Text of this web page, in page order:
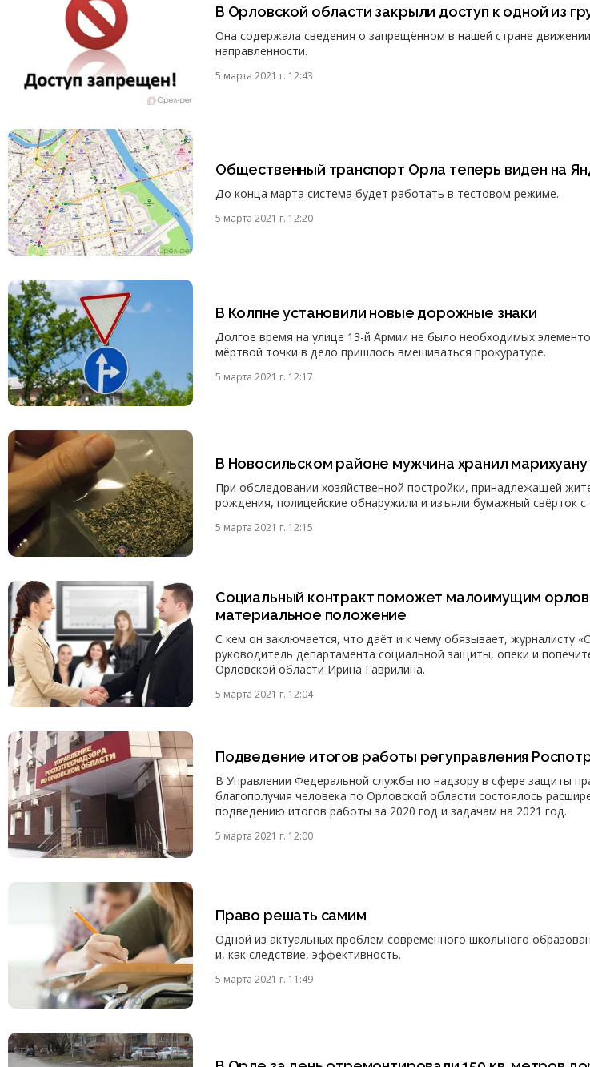
В Орловской области закрыли доступ к одной из
Она содержала сведения о запрещённом в нашей стране движении
направленности.
5 марта 2021 г. 12:43
Общественный транспорт Орла теперь виден на
До конца марта система будет работать в тестовом режиме.
5 марта 2021 г. 12:20
В Колпне установили новые дорожные знаки
Долгое время на улице 13-й Армии не было необходимых
мёртвой точки в дело пришлось вмешиваться прокуратуре.
5 марта 2021 г. 12:17
В Новосильском районе мужчина хранил марихуану
При обследовании хозяйственной постройки, принадлежащей
рождения, полицейские обнаружили и изъяли бумажный свёрток
5 марта 2021 г. 12:15
Социальный контракт поможет малоимущим
материальное положение
С кем он заключается, что даёт и к чему обязывает, журналисту
руководитель департамента социальной защиты, опеки и
Орловской области Ирина Гаврилина.
5 марта 2021 г. 12:04
Подведение итогов работы регуправления
В Управлении Федеральной службы по надзору в сфере защиты
благополучия человека по Орловской области состоялось
подведению итогов работы за 2020 год и задачам на 2021 год.
5 марта 2021 г. 12:00
Право решать самим
Одной из актуальных проблем современного школьного
и, как следствие, эффективность.
5 марта 2021 г. 11:49